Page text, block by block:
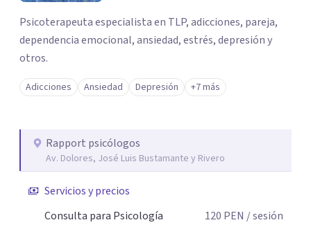
Psicoterapeuta especialista en TLP, adicciones, pareja,
dependencia emocional, ansiedad, estrés, depresión y
otros.
Adicciones Ansiedad Depresión +7 más
Rapport psicólogos
Av. Dolores, José Luis Bustamante y Rivero
Servicios y precios
Consulta para Psicología
120 PEN / sesión